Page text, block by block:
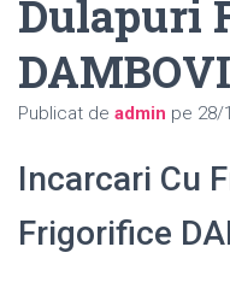
Dulapuri
Publicat de admin pe 28/
Incarcari Cu
Frigorifice